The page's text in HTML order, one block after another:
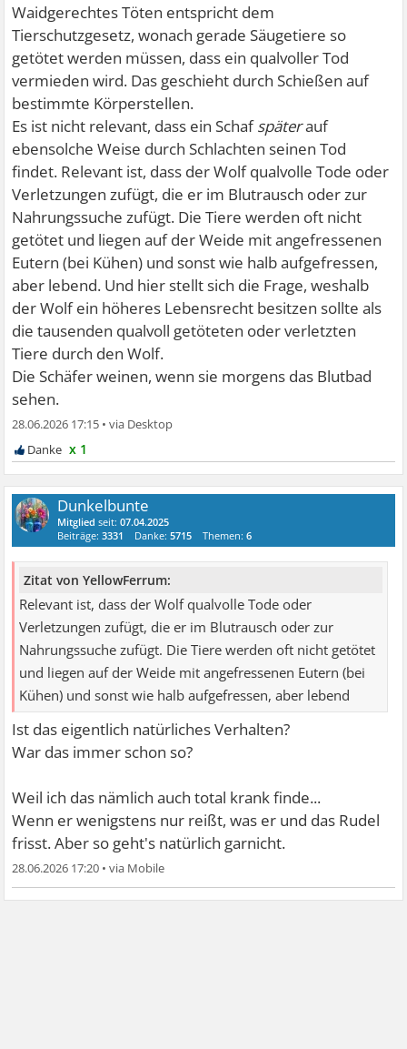
Waidgerechtes Töten entspricht dem
Tierschutzgesetz, wonach gerade Säugetiere so
getötet werden müssen, dass ein qualvoller Tod
vermieden wird. Das geschieht durch Schießen auf
bestimmte Körperstellen.
Es ist nicht relevant, dass ein Schafspäterauf
ebensolche Weise durch Schlachten seinen Tod
findet. Relevant ist, dass der Wolf qualvolle Tode oder
Verletzungen zufügt, die er im Blutrausch oder zur
Nahrungssuche zufügt. Die Tiere werden oft nicht
getötet und liegen auf der Weide mit angefressenen
Eutern (bei Kühen) und sonst wie halb aufgefressen,
aber lebend. Und hier stellt sich die Frage, weshalb
der Wolf ein höheres Lebensrecht besitzen sollte als
die tausenden qualvoll getöteten oder verletzten
Tiere durch den Wolf.
Die Schäfer weinen, wenn sie morgens das Blutbad
sehen.
28.06.2026 17:15 •
x 1
Dunkelbunte
Mitglied seit:07.04.2025
Beiträge:3331 Danke:5715 Themen:6
Zitat von YellowFerrum:
Relevant ist, dass der Wolf qualvolle Tode oder
Verletzungen zufügt, die er im Blutrausch oder zur
Nahrungssuche zufügt. Die Tiere werden oft nicht getötet
und liegen auf der Weide mit angefressenen Eutern (bei
Kühen) und sonst wie halb aufgefressen, aber lebend
Ist das eigentlich natürliches Verhalten?
War das immer schon so?
Weil ich das nämlich auch total krank finde...
Wenn er wenigstens nur reißt, was er und das Rudel
frisst. Aber so geht's natürlich garnicht.
28.06.2026 17:20 •